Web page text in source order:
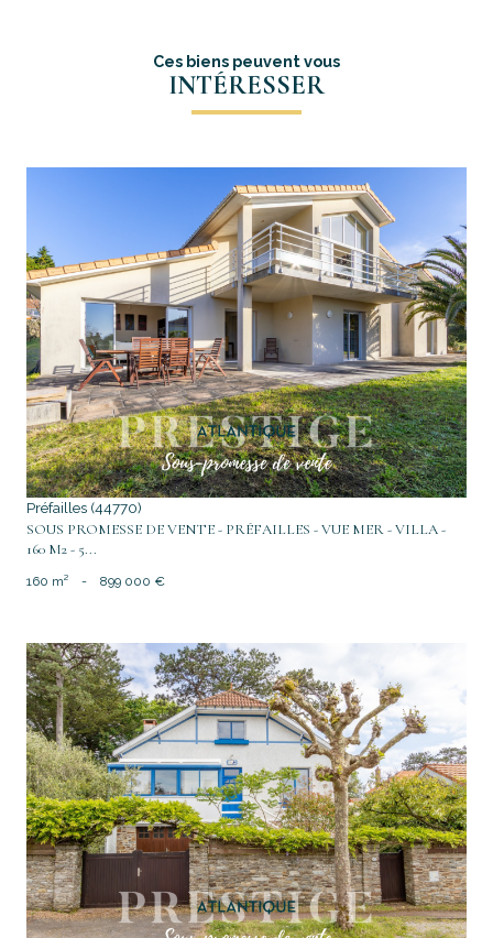
Ces biens peuvent vous
INTÉRESSER
voir le bien
Préfailles (44770)
SOUS PROMESSE DE VENTE - PRÉFAILLES - VUE MER - VILLA -
160 M2 - 5...
160 m² - 899 000 €
voir le bien